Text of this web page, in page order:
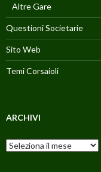
Altre Gare
Questioni Societarie
Sito Web
Temi Corsaioli
ARCHIVI
Archivi